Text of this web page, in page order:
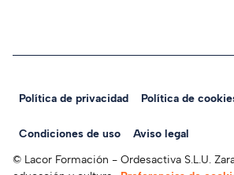
Política de privacidad Política de
Condiciones de uso
Aviso legal
© Lacor Formación - Ordesactiva S.L.U.